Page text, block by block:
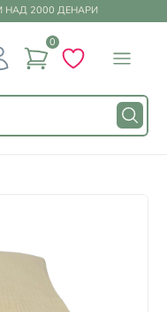
2000 ДЕНАРИ
0